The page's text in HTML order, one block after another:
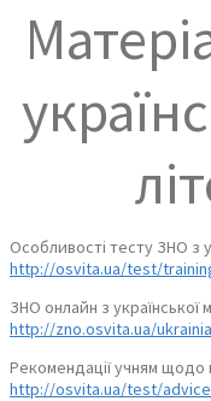
Особливості тесту ЗНО з
http://osvita.ua/test/
ЗНО онлайн з української
http://zno.osvita.ua/
Рекомендації учням
http://osvita.ua/test/